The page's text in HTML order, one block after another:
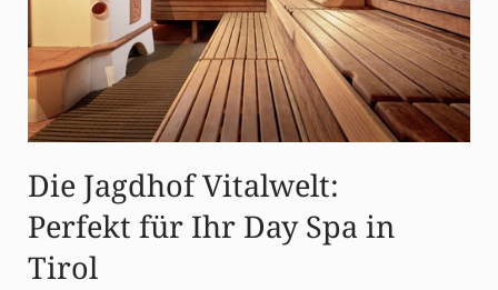
Die Jagdhof Vitalwelt:
Perfekt für Ihr Day Spa in
Tirol